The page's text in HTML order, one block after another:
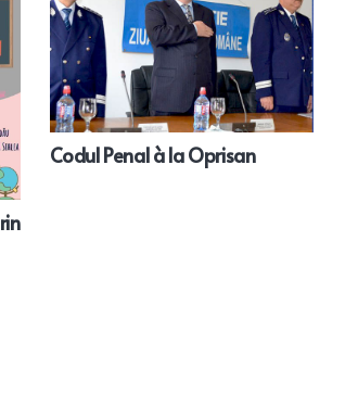
Codul Penal à la Oprisan